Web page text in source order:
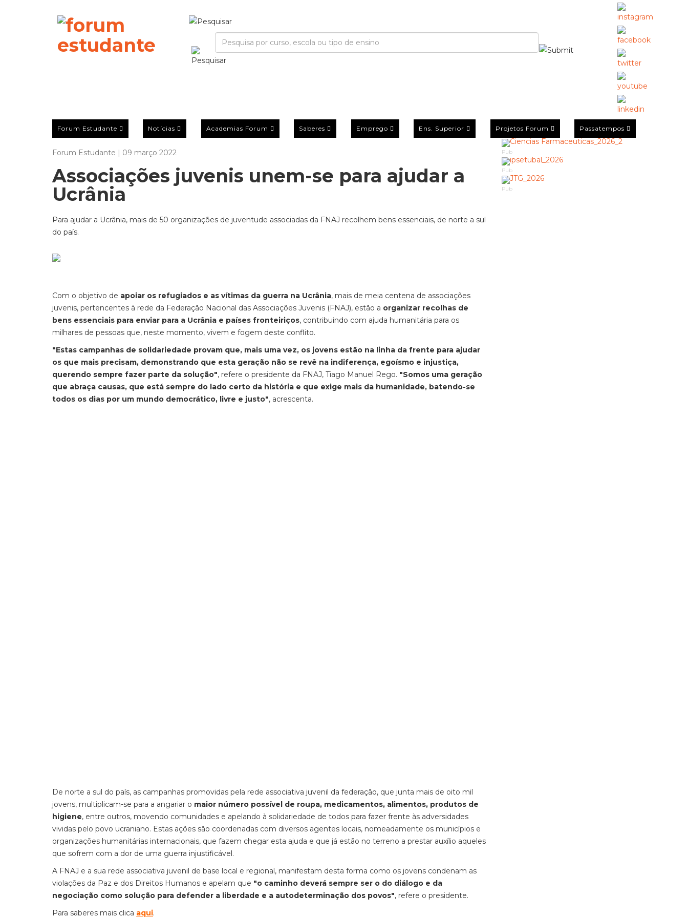
Forum Estudante Notícias Academias Forum Saberes Emprego Ens. Superior Projetos Forum Passatempos
Forum Estudante | 09 março 2022
Associações juvenis unem-se para ajudar a
Ucrânia
Para ajudar a Ucrânia, mais de 50 organizações de juventude associadas da FNAJ recolhem bens essenciais, de norte a sul
do país.
Com o objetivo de apoiar os refugiados e as vítimas da guerra na Ucrânia, mais de meia centena de associações
juvenis, pertencentes à rede da Federação Nacional das Associações Juvenis (FNAJ), estão a organizar recolhas de
bens essenciais para enviar para a Ucrânia e países fronteiriços, contribuindo com ajuda humanitária para os
milhares de pessoas que, neste momento, vivem e fogem deste conflito.
"Estas campanhas de solidariedade provam que, mais uma vez, os jovens estão na linha da frente para ajudar
os que mais precisam, demonstrando que esta geração não se revê na indiferença, egoísmo e injustiça,
querendo sempre fazer parte da solução", refere o presidente da FNAJ, Tiago Manuel Rego. "Somos uma geração
que abraça causas, que está sempre do lado certo da história e que exige mais da humanidade, batendo-se
todos os dias por um mundo democrático, livre e justo", acrescenta.
De norte a sul do país, as campanhas promovidas pela rede associativa juvenil da federação, que junta mais de oito mil
jovens, multiplicam-se para a angariar o maior número possível de roupa, medicamentos, alimentos, produtos de
higiene, entre outros, movendo comunidades e apelando à solidariedade de todos para fazer frente às adversidades
vividas pelo povo ucraniano. Estas ações são coordenadas com diversos agentes locais, nomeadamente os municípios e
organizações humanitárias internacionais, que fazem chegar esta ajuda e que já estão no terreno a prestar auxílio aqueles
que sofrem com a dor de uma guerra injustificável.
A FNAJ e a sua rede associativa juvenil de base local e regional, manifestam desta forma como os jovens condenam as
violações da Paz e dos Direitos Humanos e apelam que "o caminho deverá sempre ser o do diálogo e da
negociação como solução para defender a liberdade e a autodeterminação dos povos", refere o presidente.
Para saberes mais clica aqui.
Pub
Pub
Pub